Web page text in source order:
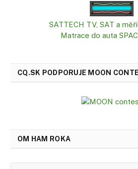
SATTECH TV, SAT a
Matrace do auta
CQ.SK PODPORUJE MOON
OM HAM ROKA